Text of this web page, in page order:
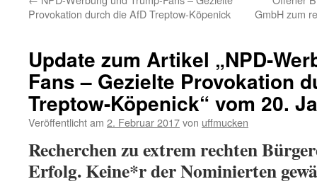
Provokation durch die AfD Treptow-Köpenick
GmbH zum
Update zum Artikel „NPD-
Fans – Gezielte Provokation
Treptow-Köpenick“ vom 20.
Veröffentlicht am 2. Februar 2017von uffmucken
Recherchen zu extrem rechten
Erfolg. Keine*r der Nominierten